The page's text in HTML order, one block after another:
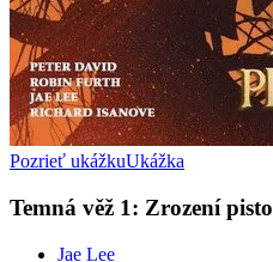
Pozrieť ukážkuUkážka
Temná věž 1: Zrození
Jae Lee